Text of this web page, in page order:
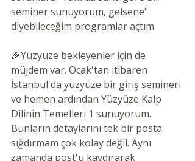
seminer sunuyorum, gelsene"
diyebileceğim programlar açtım.
🎉Yüzyüze bekleyenler için de
müjdem var. Ocak'tan itibaren
İstanbul'da yüzyüze bir giriş semineri
ve hemen ardından Yüzyüze Kalp
Dilinin Temelleri 1 sunuyorum.
Bunların detaylarını tek bir posta
sığdırmam çok kolay değil. Aynı
zamanda post'u kaydırarak